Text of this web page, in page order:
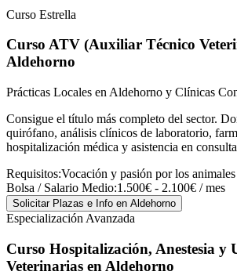
Curso Estrella
Curso ATV (Auxiliar Técnico
Aldehorno
Prácticas Locales en Aldehorno y Clínicas
Consigue el título más completo del sector.
quirófano, análisis clínicos de laboratorio,
hospitalización médica y asistencia en
Requisitos:Vocación y pasión por los animales
Bolsa / Salario Medio:1.500€ - 2.100€ / mes
Solicitar Plazas e Info en Aldehorno
Especialización Avanzada
Curso Hospitalización, Anestesia y
Veterinarias en Aldehorno